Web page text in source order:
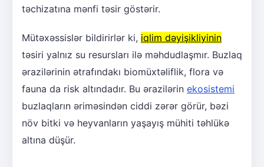
təchizatına mənfi təsir göstərir.
Mütəxəssislər bildirirlər ki, iqlim dəyişikliyinin
təsiri yalnız su resursları ilə məhdudlaşmır. Buzlaq
ərazilərinin ətrafındakı biomüxtəliflik, flora və
fauna da risk altındadır. Bu ərazilərin ekosistemi
buzlaqların əriməsindən ciddi zərər görür, bəzi
növ bitki və heyvanların yaşayış mühiti təhlükə
altına düşür.